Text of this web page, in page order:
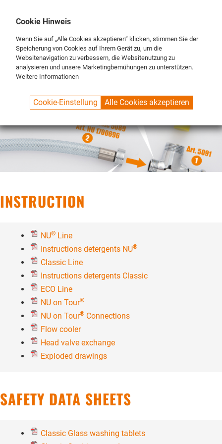
SPUELBOY.DE INFO BEDIENUNG_UND_SICHERHEIT
INSTRUCTION
NU® Line
Instructions detergents NU®
Classic Line
Instructions detergents Classic
ECO Line
NU on Tour®
NU on Tour® Connections
Flow cooler
Head valve exchange
Exploded drawings
SAFETY DATA SHEETS
Classic Glass washing tablets
Cookie Hinweis
Wenn Sie auf „Alle Cookies akzeptieren“ klicken, stimmen Sie der
Speicherung von Cookies auf Ihrem Gerät zu, um die
Websitenavigation zu verbessern, die Websitenutzung zu
analysieren und unsere Marketingbemühungen zu unterstützen.
Weitere Informationen
Cookie-Einstellung Alle Cookies akzeptieren